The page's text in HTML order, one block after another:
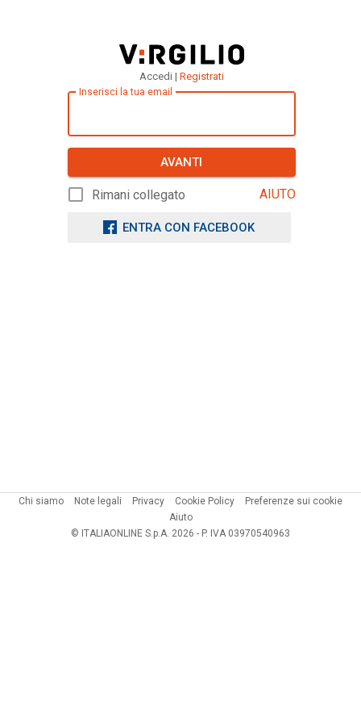
Accedi | Registrati
Inserisci la tua email
AVANTI
Rimani collegato AIUTO
ENTRA CON FACEBOOK
Chi siamo Note legali Privacy Cookie Policy
Preferenze sui cookie
Aiuto
© ITALIAONLINE S.p.A. 2026 - P. IVA 03970540963